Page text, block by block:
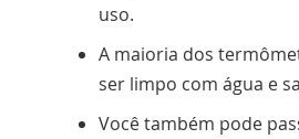
uso.
A maioria dos
ser limpo com água e
Você também pode